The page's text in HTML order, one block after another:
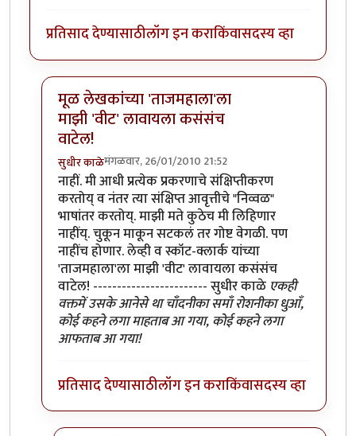
प्रतिसाद देण्यासाठीलॉग इन कराकिंवासदस्य व्हा
मूळ लेखकांच्या 'ताजमहाला'ला
माझी 'वीट' लावायला कसंसंच
वाटेल!
सुधीर काळेमंगळवार, 26/01/2010 21:52
In reply toवाचतो आहेbyश्रावण मोडक
नाहीं. मी आधी प्रत्येक प्रकरणाचे संक्षिप्तीकरण
करतोय् व नंतर त्या संक्षिप्त आवृत्तीचे "निव्वळ"
भाषांतर करतोय्. माझी मते कुठेच मी लिहिणार
नाहींय्. चुकून माकून सटकलं तर गोष्ट वेगळी. पण
नाहींच होणार. लेव्ही व स्कॉट-क्लार्क यांच्या
'ताजमहाला'ला माझी 'वीट' लावायला कसंसंच
वाटेल! ------------------------ सुधीर काळे एकही
वक्तमें उसके आनेसे था चाँदनीका समाँ रोशनीका धुआँ,
कोई कहने लगा माहताब आ गया, कोई कहने लगा
आफताब आ गया!
प्रतिसाद देण्यासाठीलॉग इन कराकिंवासदस्य व्हा